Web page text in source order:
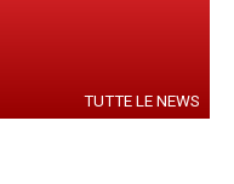
TUTTE LE NEWS